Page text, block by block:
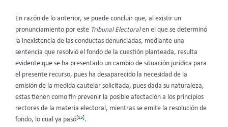
En razón de lo anterior, se puede concluir que, al existir un
pronunciamiento por este Tribunal Electoralen el que se determinó
la inexistencia de las conductas denunciadas, mediante una
sentencia que resolvió el fondo de la cuestión planteada, resulta
evidente que se ha presentado un cambio de situación jurídica para
el presente recurso, pues ha desaparecido la necesidad de la
emisión de la medida cautelar solicitada, pues dada su naturaleza,
estas tienen como fin prevenir la posible afectación a los principios
rectores de la materia electoral, mientras se emite la resolución de
fondo, lo cual ya pasó[15].